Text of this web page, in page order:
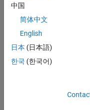
Classer des images
Create a Custom
You can use the bag-
different types of
Image Classification
中国
简体中文
English
日本 (日本語)
한국 (한국어)